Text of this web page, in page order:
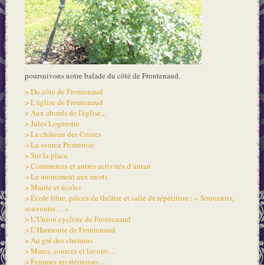
poursuivons notre balade du côté de Frontenaud.
> Du côté de Frontenaud
> L'église de Frontenaud
> Aux abords de l'église...
> Jules Logerotte
> Le château des Crozes
> La source Primerose
> Sur la place
> Commerces et autres activités d’antan
> Le monument aux morts
> Mairie et écoles
> Ecole libre, pièces de théâtre et salle de répétition : « Souvenirs,
souvenirs… »
> L’Union cycliste de Frontenaud
> L’Harmonie de Frontenaud
> Au gré des chemins
> Mares, sources et lavoirs…
> Femmes mystérieuses…